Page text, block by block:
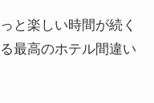
と楽しい時間が続く
最高のホテル間違い